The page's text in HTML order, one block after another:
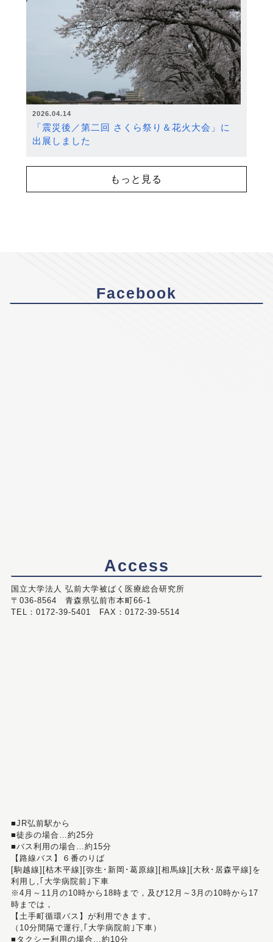
2026.04.14
「震災後／第二回 さくら祭り＆花火大会」に
出展しました
もっと見る
Facebook
Access
国立大学法人 弘前大学被ばく医療総合研究所
〒036-8564 青森県弘前市本町66-1
TEL：0172-39-5401 FAX：0172-39-5514
■JR弘前駅から
■徒歩の場合…約25分
■バス利用の場合…約15分
【路線バス】６番のりば
[駒越線][枯木平線][弥生･新岡･葛原線][相馬線][大秋･居森平線]を
利用し,｢大学病院前｣下車
※4月～11月の10時から18時まで，及び12月～3月の10時から17
時までは，
【土手町循環バス】が利用できます。
（10分間隔で運行,｢大学病院前｣下車）
■タクシー利用の場合…約10分